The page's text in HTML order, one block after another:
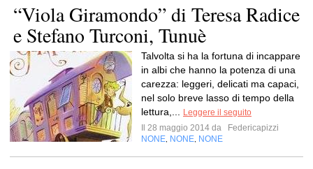
“Viola Giramondo” di Teresa Radice
e Stefano Turconi, Tunuè
Talvolta si ha la fortuna di incappare
in albi che hanno la potenza di una
carezza: leggeri, delicati ma capaci,
nel solo breve lasso di tempo della
lettura,...
Leggere il seguito
Il 28 maggio 2014 da
Federicapizzi
NONE NONE NONE